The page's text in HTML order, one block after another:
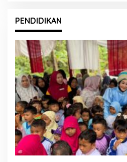
PENDIDIKAN